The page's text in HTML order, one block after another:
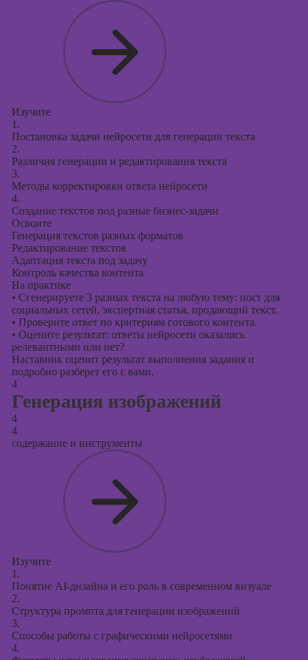
Изучите
1.
Постановка задачи нейросети для генерации текста
2.
Различия генерации и редактирования текста
3.
Методы корректировки ответа нейросети
4.
Создание текстов под разные бизнес-задачи
Освоите
Генерация текстов разных форматов
Редактирование текстов
Адаптация текста под задачу
Контроль качества контента
На практике
• Сгенерируете 3 разных текста на любую тему: пост для
социальных сетей, экспертная статья, продающий текст.
• Проверите ответ по критериям готового контента.
• Оцените результат: ответы нейросети оказались
релевантными или нет?
Наставник оценит результат выполнения задания и
подробно разберет его с вами.
4
Генерация изображений
4
4
содержание и инструменты
Изучите
1.
Понятие AI-дизайна и его роль в современном визуале
2.
Структура промпта для генерации изображений
3.
Способы работы с графическими нейросетями
4.